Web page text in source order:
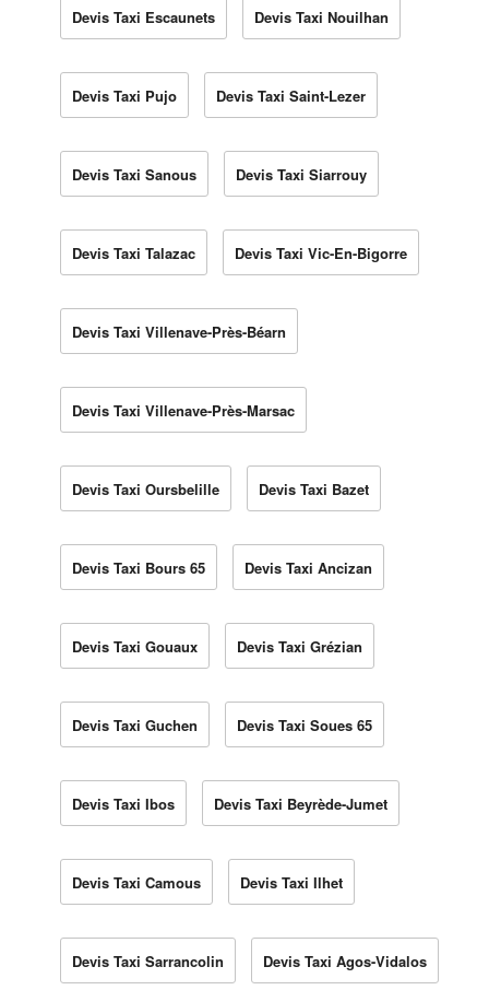
Devis Taxi Escaunets Devis Taxi Nouilhan
Devis Taxi Pujo Devis Taxi Saint-Lezer
Devis Taxi Sanous Devis Taxi Siarrouy
Devis Taxi Talazac Devis Taxi Vic-En-Bigorre
Devis Taxi Villenave-Près-Béarn
Devis Taxi Villenave-Près-Marsac
Devis Taxi Oursbelille Devis Taxi Bazet
Devis Taxi Bours 65 Devis Taxi Ancizan
Devis Taxi Gouaux Devis Taxi Grézian
Devis Taxi Guchen Devis Taxi Soues 65
Devis Taxi Ibos Devis Taxi Beyrède-Jumet
Devis Taxi Camous Devis Taxi Ilhet
Devis Taxi Sarrancolin Devis Taxi Agos-Vidalos